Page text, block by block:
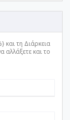
και τη Διάρκεια
αλλάξετε και το